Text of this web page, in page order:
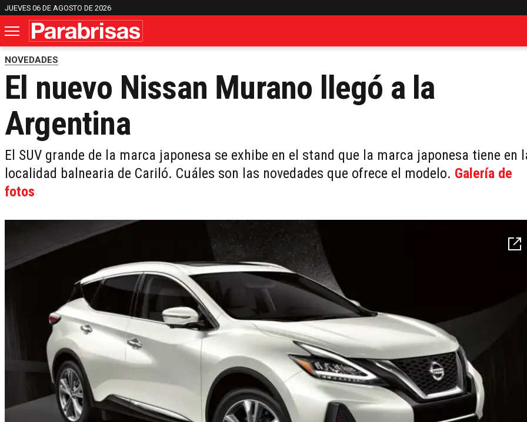
JUEVES 06 DE AGOSTO DE 2026
NOVEDADES
El nuevo Nissan Murano llegó a la
Argentina
El SUV grande de la marca japonesa se exhibe en el stand que la marca japonesa tiene en
localidad balnearia de Cariló. Cuáles son las novedades que ofrece el modelo. Galería de
fotos